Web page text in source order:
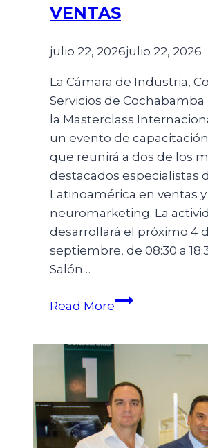
VENTAS
julio 22, 2026julio 22, 2026
La Cámara de Industria,
Servicios de Cochabamba
la Masterclass
un evento de
que reunirá a dos de los
destacados especialistas
Latinoamérica en ventas y
neuromarketing. La
desarrollará el próximo 4
septiembre, de 08:30 a
Salón…
Read More